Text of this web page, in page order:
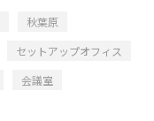
秋葉原
セットアップオフィス
会議室